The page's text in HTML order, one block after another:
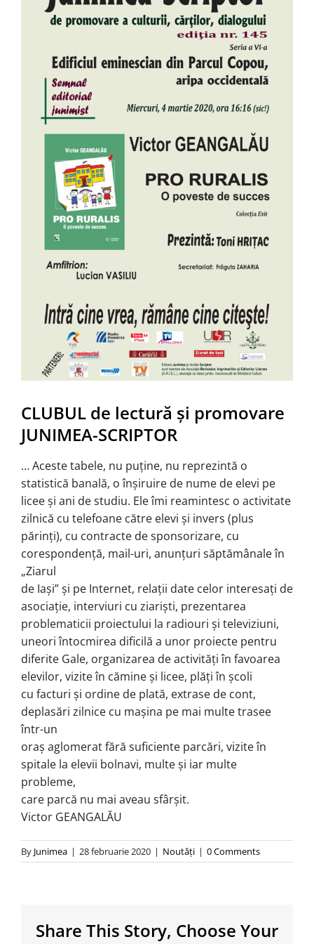
CLUBUL de lectură şi promovare
JUNIMEA-SCRIPTOR
… Aceste tabele, nu puţine, nu reprezintă o
statistică banală, o înşiruire de nume de elevi pe
licee şi ani de studiu. Ele îmi reamintesc o activitate
zilnică cu telefoane către elevi şi invers (plus
părinţi), cu contracte de sponso­rizare, cu
corespondenţă, mail-uri, anunţuri săptă­mânale în
„Ziarul
de Iaşi” şi pe Internet, relaţii date celor interesaţi de
asociaţie, interviuri cu ziarişti, prezentarea
problematicii proiectului la radiouri şi televiziuni,
uneori întocmirea dificilă a unor proiecte pentru
dife­rite Gale, organizarea de activităţi în favoarea
elevilor, vizite în cămine şi licee, plăţi în şcoli
cu facturi şi ordine de plată, extrase de cont,
deplasări zilnice cu maşina pe mai multe trasee
într-un
oraş aglomerat fără suficiente parcări, vizite în
spitale la elevii bolnavi, multe şi iar multe
probleme,
care parcă nu mai aveau sfârşit.
Victor GEANGALĂU
By Junimea | 28 februarie 2020 | Noutăţi | 0 Comments
Share This Story, Choose Your